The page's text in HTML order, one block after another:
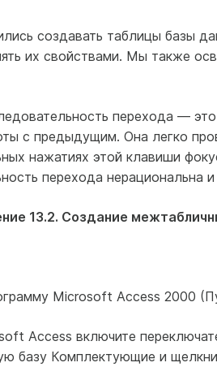
создавать таблицы базы
их свойствами. Мы также
перехода —
с предыдущим. Она легко
нажатиях этой клавиши
перехода нерациональна
13.2. Создание
Microsoft Access 2000
Access включите
базу Комплектующие и